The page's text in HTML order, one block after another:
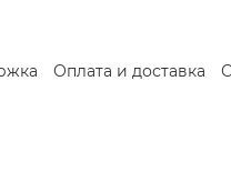
Оплата и доставка